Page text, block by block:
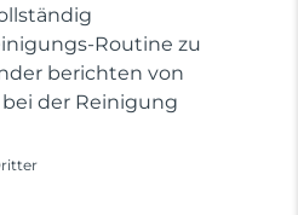
Routine zu
berichten von
der Reinigung